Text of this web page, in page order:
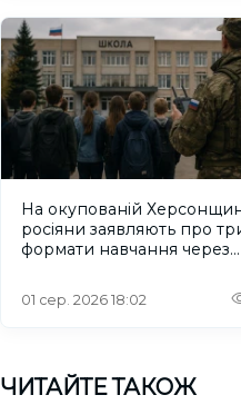
На окупованій
росіяни заявляють про
формати навчання через
01 сер. 2026 18:02
ЧИТАЙТЕ ТАКОЖ